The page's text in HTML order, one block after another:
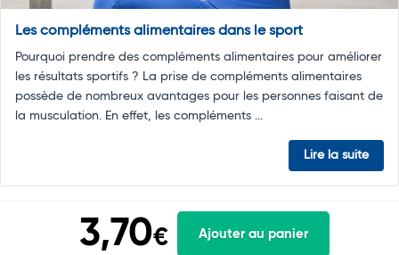
Les compléments alimentaires dans le sport
Pourquoi prendre des compléments alimentaires pour améliorer
les résultats sportifs ? La prise de compléments alimentaires
possède de nombreux avantages pour les personnes faisant de
la musculation. En effet, les compléments ...
Lire la suite
3,70€ Ajouter au panier